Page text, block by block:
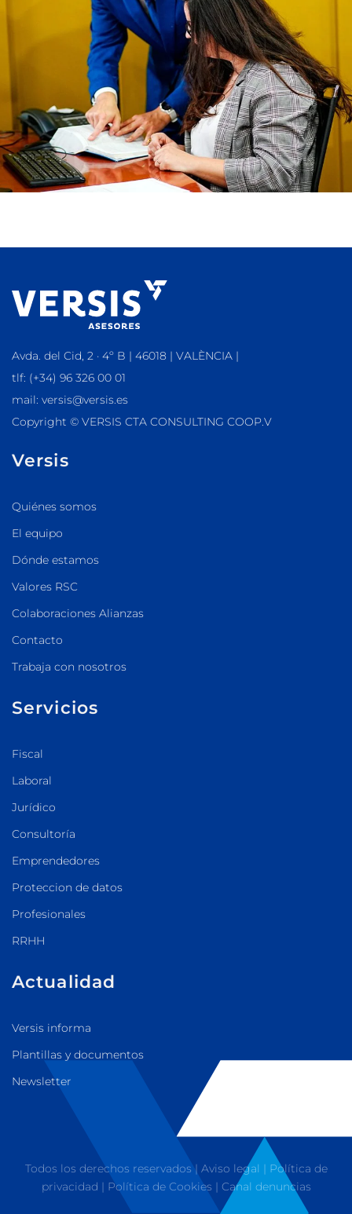
Avda. del Cid, 2 · 4º B | 46018 | VALÈNCIA |
tlf: (+34) 96 326 00 01
mail: versis@versis.es
Copyright © VERSIS CTA CONSULTING COOP.V
Versis
Quiénes somos
El equipo
Dónde estamos
Valores RSC
Colaboraciones Alianzas
Contacto
Trabaja con nosotros
Servicios
Fiscal
Laboral
Jurídico
Consultoría
Emprendedores
Proteccion de datos
Profesionales
RRHH
Actualidad
Versis informa
Plantillas y documentos
Newsletter
Todos los derechos reservados | Aviso legal | Política de
privacidad | Política de Cookies | Canal denuncias